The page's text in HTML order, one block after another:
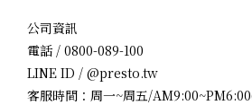
公司資訊
電話 / 0800-089-100
LINE ID / @presto.tw
客服時間：周一~周五/